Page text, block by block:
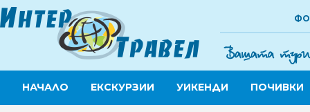
НАЧАЛО ЕКСКУРЗИИ УИКЕНДИ ПОЧИВКИ